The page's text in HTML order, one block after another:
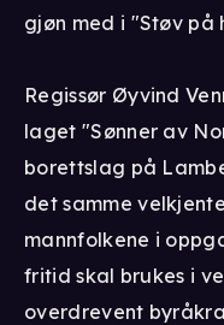
gjøn med i "Støv på
Regissør Øyvind
laget "Sønner av
borettslag på
det samme
mannfolkene i
fritid skal brukes i
overdrevent